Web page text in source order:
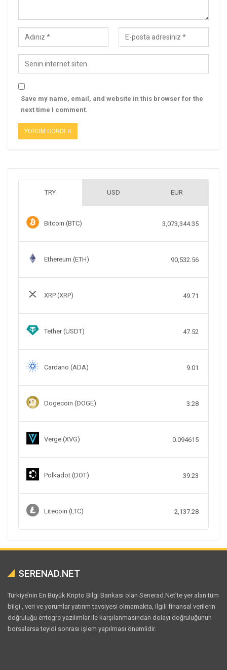
Save my name, email, and website in this browser for the
next time I comment.
TRY USD EUR
Bitcoin (BTC) 3,073,344.35
Ethereum (ETH) 90,532.56
XRP (XRP) 49.71
Tether (USDT) 47.52
Cardano (ADA) 9.01
Dogecoin (DOGE) 3.28
Verge (XVG) 0.094615
Polkadot (DOT) 39.23
Litecoin (LTC) 2,137.28
SERENAD.NET
Türkiye’nin En Büyük Kripto Bilgi Bankası olan Senerad.Net’te yer alan tüm
bilgi , veri ve yorumlar yatırım tavsiyesi olmamakta, ilgili finansal verilerin
doğruluğu entegre yazılımlar ile karşılanmasından dolayı doğruluğunun
borsalarsa teyidi sonrası işlem yapılması önemlidir.